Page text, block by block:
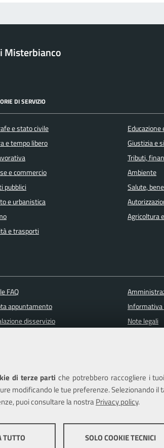
di terze parti che potrebbero raccogliere i
modificando le tue preferenze. Selezionando il
puoi consultare la nostraPrivacy policy.
TUTTO SOLO COOKIE TECNICI
Misterbianco
DI SERVIZIO
e stato civile
e tempo libero
e commercio
pubblici
e urbanistica
e trasporti
Giustizia e
Tributi,
Ambiente
Salute,
Agricoltura
FAQ
appuntamento
disservizio
Note legali